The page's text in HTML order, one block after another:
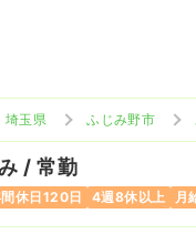
埼玉県 ふじみ野市
/ 常勤
休日120日 4週8休以上 月